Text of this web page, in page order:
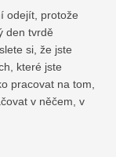
odejít, protože
den tvrdě
si, že jste
které jste
pracovat na tom,
v něčem, v